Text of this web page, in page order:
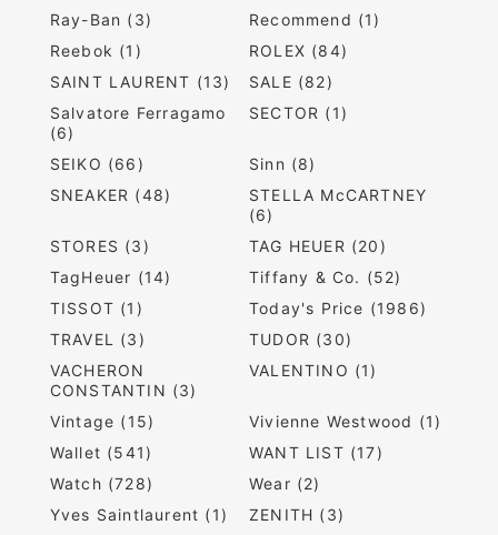
Ray-Ban (3)
Recommend (1)
Reebok (1)
ROLEX (84)
SAINT LAURENT (13)
SALE (82)
Salvatore Ferragamo
(6)
SECTOR (1)
SEIKO (66)
Sinn (8)
SNEAKER (48)
STELLA McCARTNEY
(6)
STORES (3)
TAG HEUER (20)
TagHeuer (14)
Tiffany & Co. (52)
TISSOT (1)
Today's Price (1986)
TRAVEL (3)
TUDOR (30)
VACHERON
CONSTANTIN (3)
VALENTINO (1)
Vintage (15)
Vivienne Westwood (1)
Wallet (541)
WANT LIST (17)
Watch (728)
Wear (2)
Yves Saintlaurent (1)
ZENITH (3)